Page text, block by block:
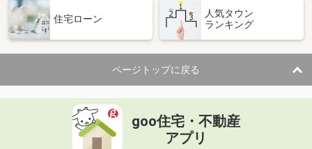
住宅ローン
人気タウン
ランキング
ページトップに戻る
goo住宅・不動産
アプリ